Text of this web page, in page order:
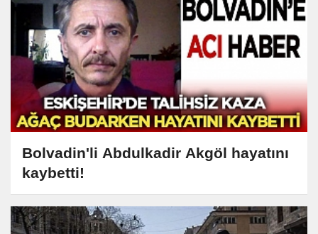
Bolvadin'li Abdulkadir Akgöl hayatını
kaybetti!